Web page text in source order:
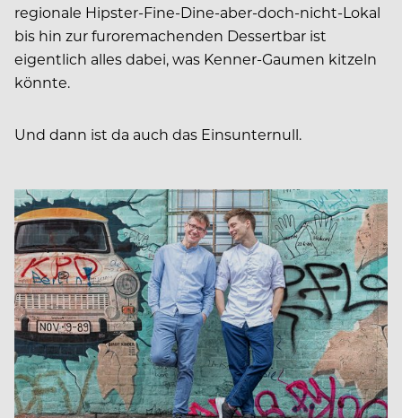
regionale Hipster-Fine-Dine-aber-doch-nicht-Lokal
bis hin zur furoremachenden Dessertbar ist
eigentlich alles dabei, was Kenner-Gaumen kitzeln
könnte.
Und dann ist da auch das Einsunternull.